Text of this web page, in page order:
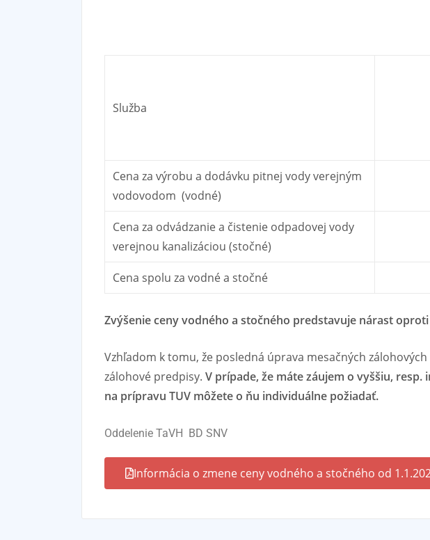
Služba
Cena za výrobu a dodávku pitnej vody verejným
vodovodom (vodné)
Cena za odvádzanie a čistenie odpadovej vody
verejnou kanalizáciou (stočné)
Cena spolu za vodné a stočné
Zvýšenie ceny vodného a stočného predstavuje nárast
Vzhľadom k tomu, že posledná úprava mesačných
zálohové predpisy. V prípade, že máte záujem o vyššiu,
na prípravu TUV môžete o ňu individuálne požiadať.
Oddelenie TaVH BD SNV
Informácia o zmene ceny vodného a stočného od